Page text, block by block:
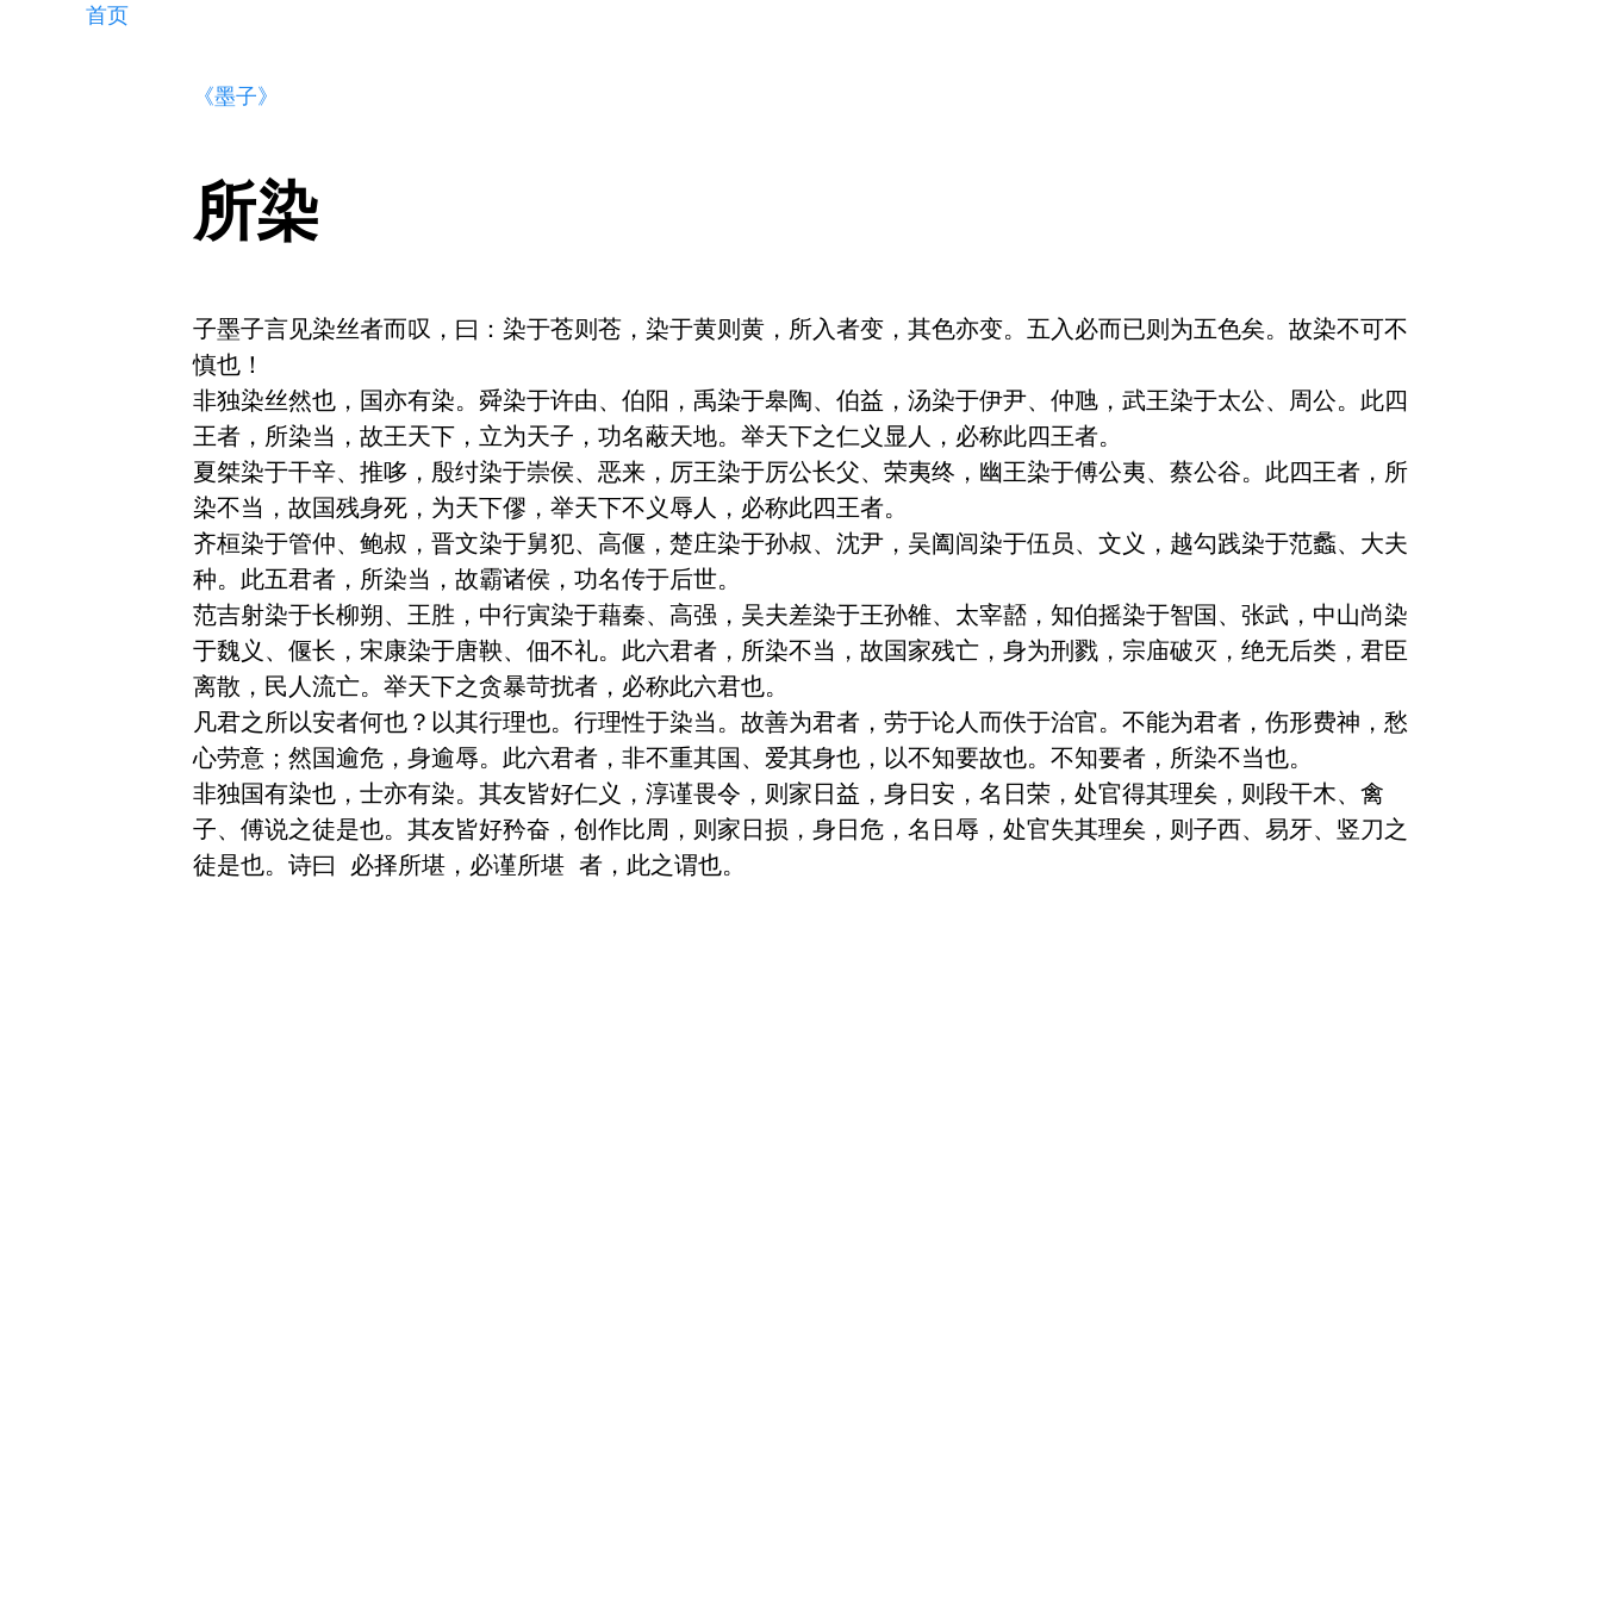
首页
《墨子》
所染
子墨子言见染丝者而叹，曰：染于苍则苍，染于黄则黄，所入者变，其色亦变。五入必而已则为五色矣。故染不可不
慎也！
非独染丝然也，国亦有染。舜染于许由、伯阳，禹染于皋陶、伯益，汤染于伊尹、仲虺，武王染于太公、周公。此四
王者，所染当，故王天下，立为天子，功名蔽天地。举天下之仁义显人，必称此四王者。
夏桀染于干辛、推哆，殷纣染于崇侯、恶来，厉王染于厉公长父、荣夷终，幽王染于傅公夷、蔡公谷。此四王者，所
染不当，故国残身死，为天下僇，举天下不义辱人，必称此四王者。
齐桓染于管仲、鲍叔，晋文染于舅犯、高偃，楚庄染于孙叔、沈尹，吴阖闾染于伍员、文义，越勾践染于范蠡、大夫
种。此五君者，所染当，故霸诸侯，功名传于后世。
范吉射染于长柳朔、王胜，中行寅染于藉秦、高强，吴夫差染于王孙雒、太宰嚭，知伯摇染于智国、张武，中山尚染
于魏义、偃长，宋康染于唐鞅、佃不礼。此六君者，所染不当，故国家残亡，身为刑戮，宗庙破灭，绝无后类，君臣
离散，民人流亡。举天下之贪暴苛扰者，必称此六君也。
凡君之所以安者何也？以其行理也。行理性于染当。故善为君者，劳于论人而佚于治官。不能为君者，伤形费神，愁
心劳意；然国逾危，身逾辱。此六君者，非不重其国、爱其身也，以不知要故也。不知要者，所染不当也。
非独国有染也，士亦有染。其友皆好仁义，淳谨畏令，则家日益，身日安，名日荣，处官得其理矣，则段干木、禽
子、傅说之徒是也。其友皆好矜奋，创作比周，则家日损，身日危，名日辱，处官失其理矣，则子西、易牙、竖刀之